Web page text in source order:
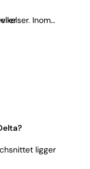
Inom
person.
ligger